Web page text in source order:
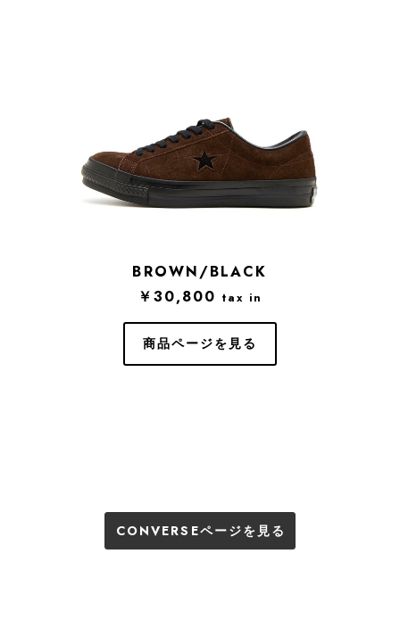
BROWN/BLACK
￥30,800 tax in
商品ページを見る
CONVERSEページを見る